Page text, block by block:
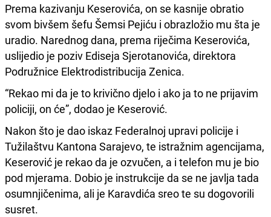
Prema kazivanju Keserovića, on se kasnije obratio
svom bivšem šefu Šemsi Pejiću i obrazložio mu šta je
uradio. Narednog dana, prema riječima Keserovića,
uslijedio je poziv Ediseja Sjerotanovića, direktora
Podružnice Elektrodistribucija Zenica.
“Rekao mi da je to krivično djelo i ako ja to ne prijavim
policiji, on će”, dodao je Keserović.
Nakon što je dao iskaz Federalnoj upravi policije i
Tužilaštvu Kantona Sarajevo, te istražnim agencijama,
Keserović je rekao da je ozvučen, a i telefon mu je bio
pod mjerama. Dobio je instrukcije da se ne javlja tada
osumnjičenima, ali je Karavdića sreo te su dogovorili
susret.